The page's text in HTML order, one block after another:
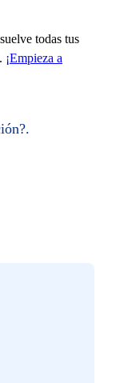
todas tus
¡Empieza a